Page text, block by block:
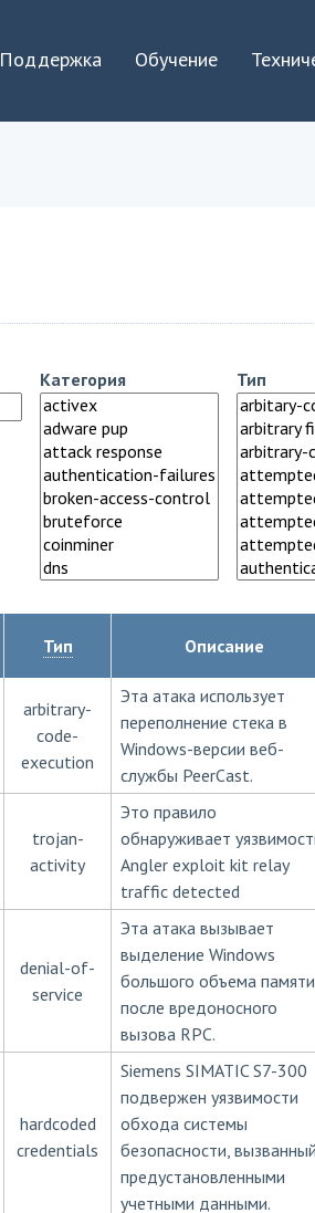
Поддержка Обучение
Категория Тип
Тип Описание
arbitrary-
code-
execution
Эта атака использует
переполнение стека в
Windows-версии веб-
службы PeerCast.
trojan-
activity
Это правило
обнаруживает
Angler exploit kit relay
traffic detected
denial-of-
service
Эта атака вызывает
выделение Windows
большого объема памяти
после вредоносного
вызова RPC.
hardcoded
credentials
Siemens SIMATIC S7-300
подвержен уязвимости
обхода системы
безопасности, вызванный
предустановленными
учетными данными.